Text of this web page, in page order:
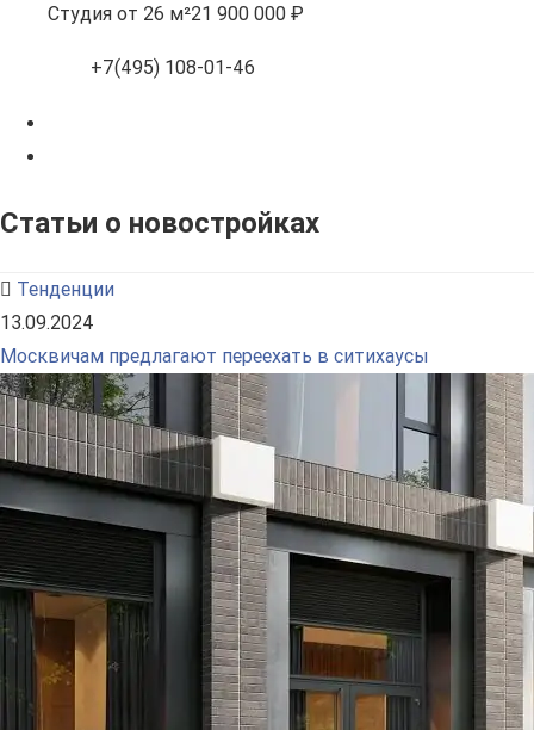
Студия от 26 м²21 900 000 ₽
+7(495) 108-01-46
Статьи о новостройках
Тенденции
13.09.2024
Москвичам предлагают переехать в ситихаусы